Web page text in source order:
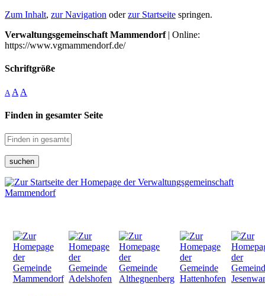
Zum Inhalt, zur Navigation oderzur Startseite springen.
Verwaltungsgemeinschaft Mammendorf| Online:
https://www.vgmammendorf.de/
Schriftgröße
A A A
Finden in gesamter Seite
suchen